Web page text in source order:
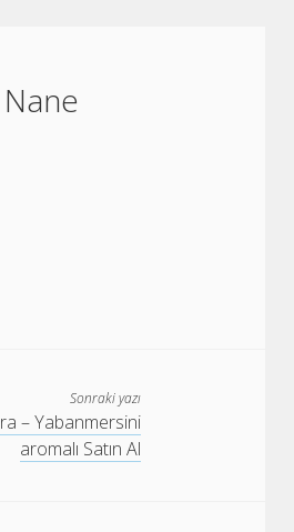
Sonraki yazı
– Yabanmersini
aromalı Satın Al